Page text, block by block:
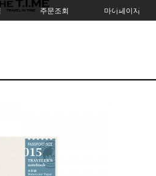
주문조회 마이페이지